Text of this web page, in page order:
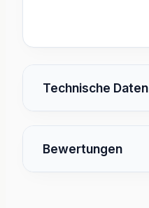
Technische Daten
Bewertungen